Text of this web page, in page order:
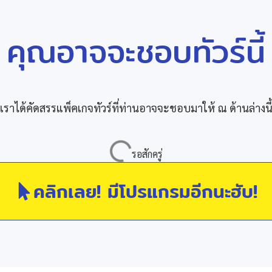
คุณอาจจะชอบทัวร์นี้
เราได้คัดสรรแพ็คเกจทัวร์ที่ท่านอาจจะชอบมาให้ ณ ด้านล่างนี้
คลิกเลย! มีโปรแกรมอีกนะฮับ!